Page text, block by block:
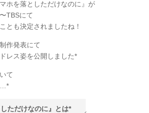
ホを落としただけなのに』が
TBSにて
とも決定されましたね！
作発表にて
レス姿を公開しました*
て
…*
しただけなのに』とは*